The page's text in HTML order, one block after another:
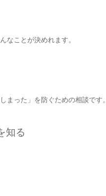
なことが決めれます。
まった」を防ぐための相談です。
知る